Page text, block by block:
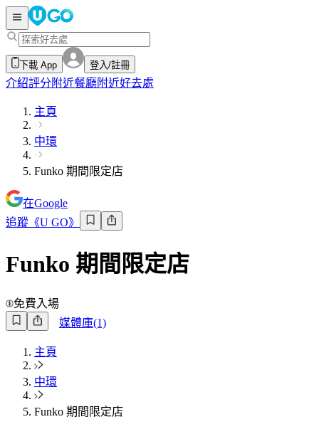
下載 App 登入/註冊
介紹評分 附近餐廳附近好去處
主頁
中環
Funko 期間限定店
在Google
追蹤《U GO》
Funko 期間限定店
免費入場
媒體庫(1)
主頁
中環
Funko 期間限定店